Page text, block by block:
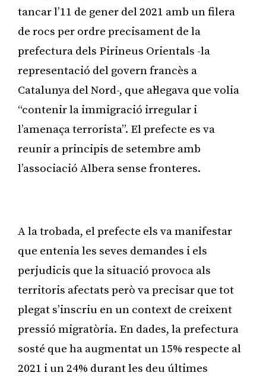
tancar l’11 de gener del 2021 amb un filera
de rocs per ordre precisament de la
prefectura dels Pirineus Orientals -la
representació del govern francès a
Catalunya del Nord-, que al·legava que volia
“contenir la immigració irregular i
l’amenaça terrorista”. El prefecte es va
reunir a principis de setembre amb
l’associació Albera sense fronteres.
A la trobada, el prefecte els va manifestar
que entenia les seves demandes i els
perjudicis que la situació provoca als
territoris afectats però va precisar que tot
plegat s’inscriu en un context de creixent
pressió migratòria. En dades, la prefectura
sosté que ha augmentat un 15% respecte al
2021 i un 24% durant les deu últimes